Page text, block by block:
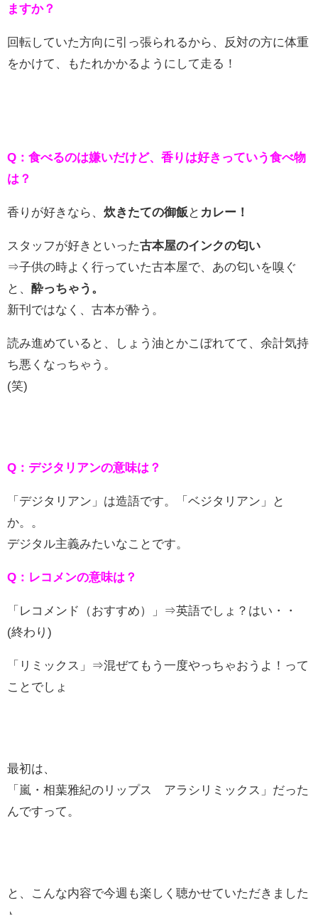
ますか？
回転していた方向に引っ張られるから、反対の方に体重
をかけて、もたれかかるようにして走る！
Q：食べるのは嫌いだけど、香りは好きっていう食べ物
は？
香りが好きなら、 炊きたての御飯 と カレー！
スタッフが好きといった古本屋のインクの匂い
⇒子供の時よく行っていた古本屋で、あの匂いを嗅ぐ
と、 酔っちゃう。
新刊ではなく、古本が酔う。
読み進めていると、しょう油とかこぼれてて、余計気持
ち悪くなっちゃう。
(笑)
Q：デジタリアンの意味は？
「デジタリアン」は造語です。「ベジタリアン」と
か。。
デジタル主義みたいなことです。
Q：レコメンの意味は？
「レコメンド（おすすめ）」⇒英語でしょ？はい・・
(終わり)
「リミックス」⇒混ぜてもう一度やっちゃおうよ！って
ことでしょ
最初は、
「嵐・相葉雅紀のリップス アラシリミックス」だった
んですって。
と、こんな内容で今週も楽しく聴かせていただきました